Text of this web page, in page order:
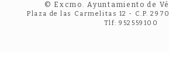
© Excmo. Ayuntamiento de
Plaza de las Carmelitas 12 - C.P.
Tlf: 952559100